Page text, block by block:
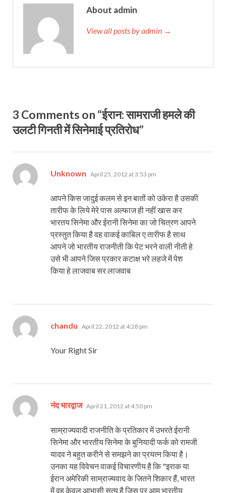
About admin
View all posts by admin →
3 Comments on “ईरान: सामराजी हमले की
उलटी गिनती में सिनेमाई प्रतिरोध”
Unknown says:
April 25, 2012 at 3:53 pm
आपने किस जादुई कलम से इन बातों को उकेरा है उसकी
तारीफ के लिये मेरे पास अल्फाज ही नहीं खास कर
भारतय सिनेमा और ईरानी सिनेमा का जो चित्रण आपने
प्रस्तुत किया है वह वाकई काबिल ए तारीफ है साथ
आपने जो भारतीय राजनीती कि पेट भरने वाली नीती हे
उसे भी आपने जिस प्रकार कटाक्ष भरे लहजे में पेश
किया हे लाजवाब सर लाजवाब
chandu says:
April 22, 2012 at 4:28 pm
Your Right Sir
नंद भारद्वाज says:
April 21, 2012 at 4:50 pm
साम्राज्‍यवादी राजनीति के प्रतिकार में उभरते ईरानी
सिनेमा और भारतीय सिनेमा के बुनियादी फर्क को रामजी
यादव ने बहुत करीने से समझने का प्रयत्‍न किया है।
उनका यह विवेचन वाकई विचारणीय है कि "इराक या
ईरान अमेरिकी साम्राज्यवाद के जितने शिकार हैं, भारत
में वह केवल आभासी सत्य है जिस पर आम भारतीय